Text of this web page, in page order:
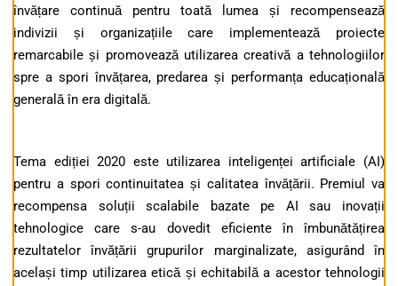
învățare continuă pentru toată lumea și recompensează
indivizii și organizațiile care implementează proiecte
remarcabile și promovează utilizarea creativă a tehnologiilor
spre a spori învățarea, predarea și performanța educațională
generală în era digitală.
Tema ediției 2020 este utilizarea inteligenței artificiale (AI)
pentru a spori continuitatea și calitatea învățării. Premiul va
recompensa soluții scalabile bazate pe AI sau inovații
tehnologice care s-au dovedit eficiente în îmbunătățirea
rezultatelor învățării grupurilor marginalizate, asigurând în
același timp utilizarea etică și echitabilă a acestor tehnologii